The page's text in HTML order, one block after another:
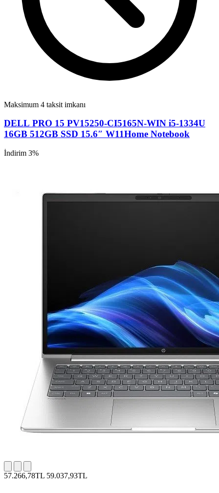
Maksimum 4 taksit imkanı
DELL PRO 15 PV15250-CI5165N-WIN i5-1334U
16GB 512GB SSD 15.6″ W11Home Notebook
İndirim 3%
57.266,78TL 59.037,93TL